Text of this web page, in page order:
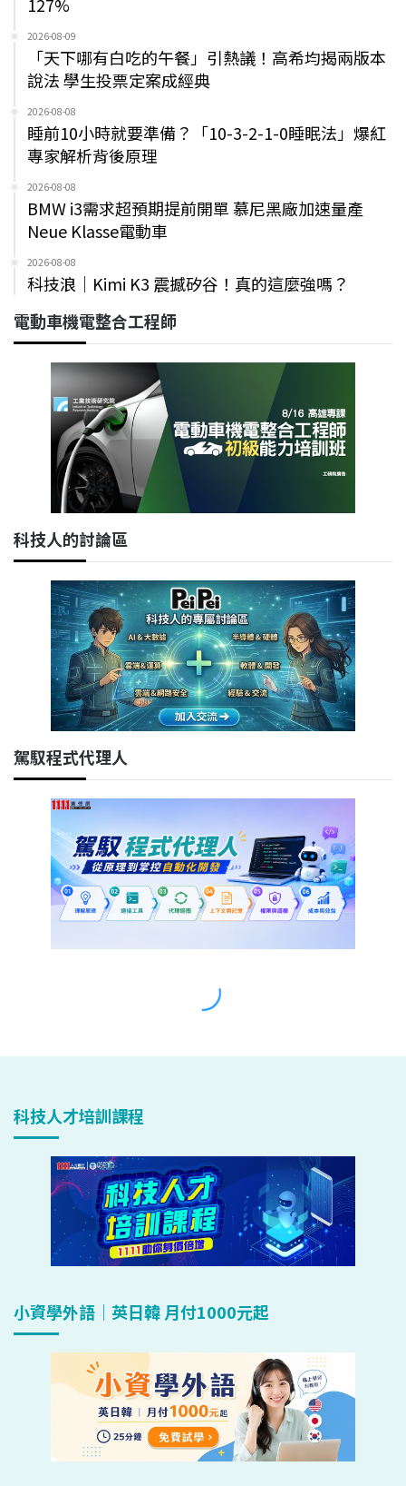
科技人才培訓課程
小資學外語｜英日韓 月付1000元起